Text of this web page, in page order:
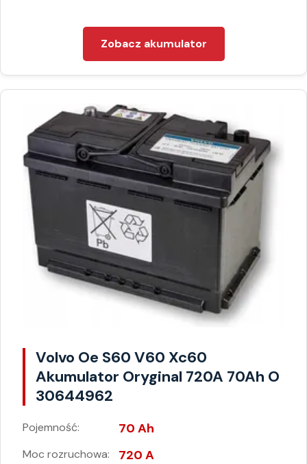
Zobacz akumulator
Volvo Oe S60 V60 Xc60
Akumulator Oryginal 720A 70Ah O
30644962
Pojemność: 70 Ah
Moc rozruchowa: 720 A